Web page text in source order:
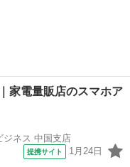
家電量販店のスマホア
ジネス 中国支店
提携サイト 1月24日